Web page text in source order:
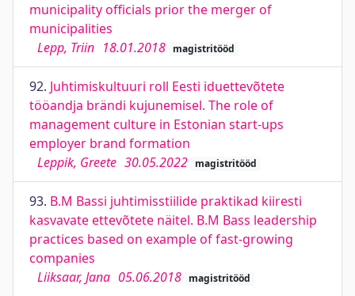
municipality officials prior the merger of
municipalities
Lepp, Triin 18.01.2018 magistritööd
92. Juhtimiskultuuri roll Eesti iduettevõtete
tööandja brändi kujunemisel. The role of
management culture in Estonian start-ups
employer brand formation
Leppik, Greete 30.05.2022 magistritööd
93. B.M Bassi juhtimisstiilide praktikad kiiresti
kasvavate ettevõtete näitel. B.M Bass leadership
practices based on example of fast-growing
companies
Liiksaar, Jana 05.06.2018 magistritööd